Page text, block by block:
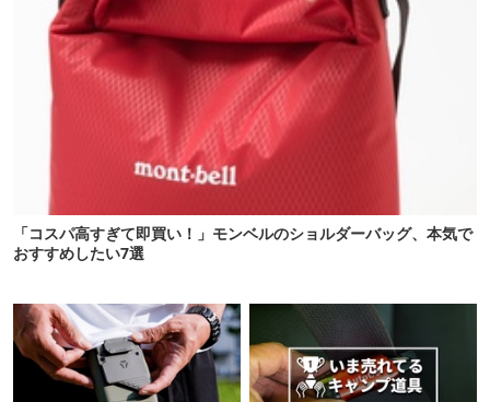
「コスパ高すぎて即買い！」モンベルのショルダーバッグ、本気で
おすすめしたい7選